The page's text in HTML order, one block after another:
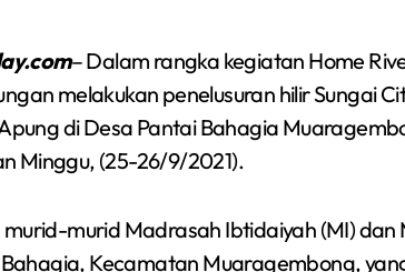
– Dalam rangka kegiatan Home
melakukan penelusuran hilir Sungai
di Desa Pantai Bahagia
Minggu, (25-26/9/2021).
murid Madrasah Ibtidaiyah (MI) dan
Kecamatan Muaragembong,